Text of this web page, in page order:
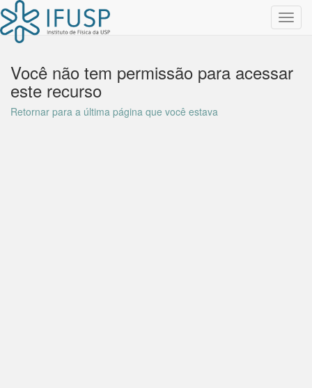
Você não tem permissão para acessar
este recurso
Retornar para a última página que você estava